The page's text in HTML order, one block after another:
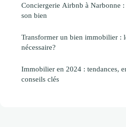
Conciergerie Airbnb à Narbonne
son bien
Transformer un bien immobilier :
nécessaire?
Immobilier en 2024 : tendances,
conseils clés